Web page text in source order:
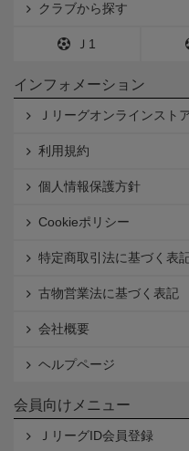
クラブから探す
Ｊ1
インフォメーション
Ｊリーグオンラインスト
利用規約
個人情報保護方針
Cookieポリシー
特定商取引法に基づく表
古物営業法に基づく表記
会社概要
ヘルプページ
会員向けメニュー
ＪリーグID会員登録